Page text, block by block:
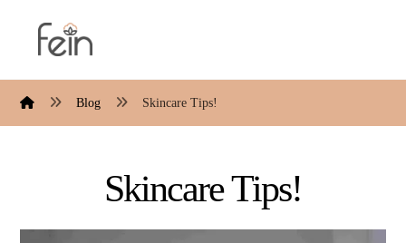
Blog Skincare Tips!
Skincare Tips!